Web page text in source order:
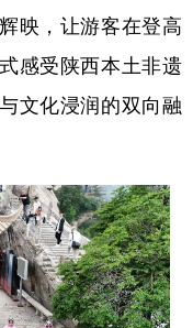
映，让游客在登高
感受陕西本土非遗
文化浸润的双向融